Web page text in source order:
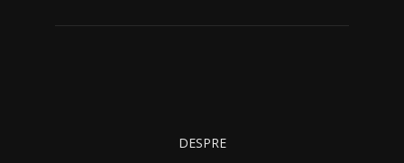
DESPRE